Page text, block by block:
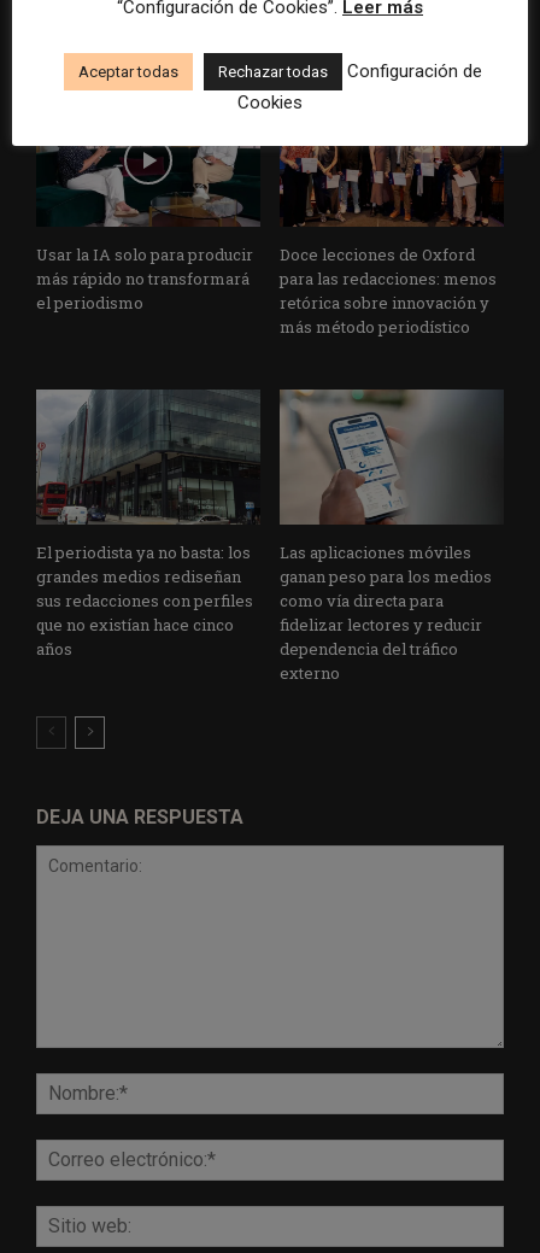
el ejemplo de USA Today
Usar la IA solo para producir
más rápido no transformará
el periodismo
Doce lecciones de Oxford
para las redacciones: menos
retórica sobre innovación y
más método periodístico
El periodista ya no basta: los
grandes medios rediseñan
sus redacciones con perfiles
que no existían hace cinco
años
Las aplicaciones móviles
ganan peso para los medios
como vía directa para
fidelizar lectores y reducir
dependencia del tráfico
externo
DEJA UNA RESPUESTA
“Configuración de Cookies”. Leer más
Aceptar todas Rechazar todas
Configuración de
Cookies